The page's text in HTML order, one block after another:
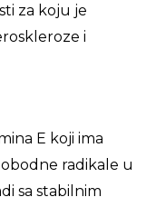
za koju je
i
E koji ima
radikale u
sa stabilnim